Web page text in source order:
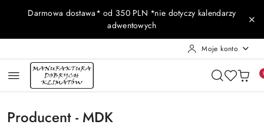
Przejdź do treści głównej
Przejdź do wyszukiwarki
Przejdź do moje konto
Przejdź do menu głównego
Przejdź do stopki
Darmowa dostawa* od 350 PLN *nie dotyczy kalendarzy
adwentowych
Moje konto
Producent - MDK